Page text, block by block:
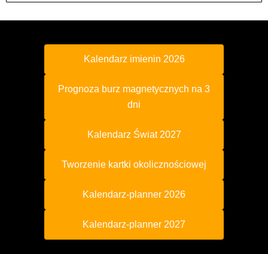
Kalendarz imienin 2026
Prognoza burz magnetycznych na 3
dni
Kalendarz Świat 2027
Tworzenie kartki okolicznościowej
Kalendarz-planner 2026
Kalendarz-planner 2027